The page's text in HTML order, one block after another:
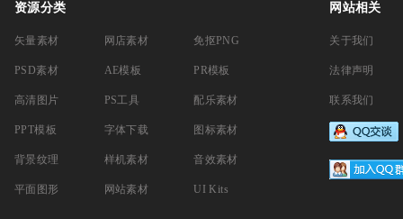
资源分类
矢量素材
PSD素材
高清图片
PPT模板
背景纹理
平面图形
网店素材
AE模板
PS工具
字体下载
样机素材
网站素材
免抠PNG
PR模板
配乐素材
图标素材
音效素材
UI Kits
网站相关
关于我们
法律声明
联系我们